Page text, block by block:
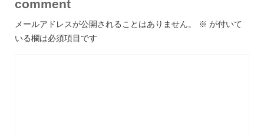
comment
メールアドレスが公開されることはありません。 ※ が付いて
いる欄は必須項目です